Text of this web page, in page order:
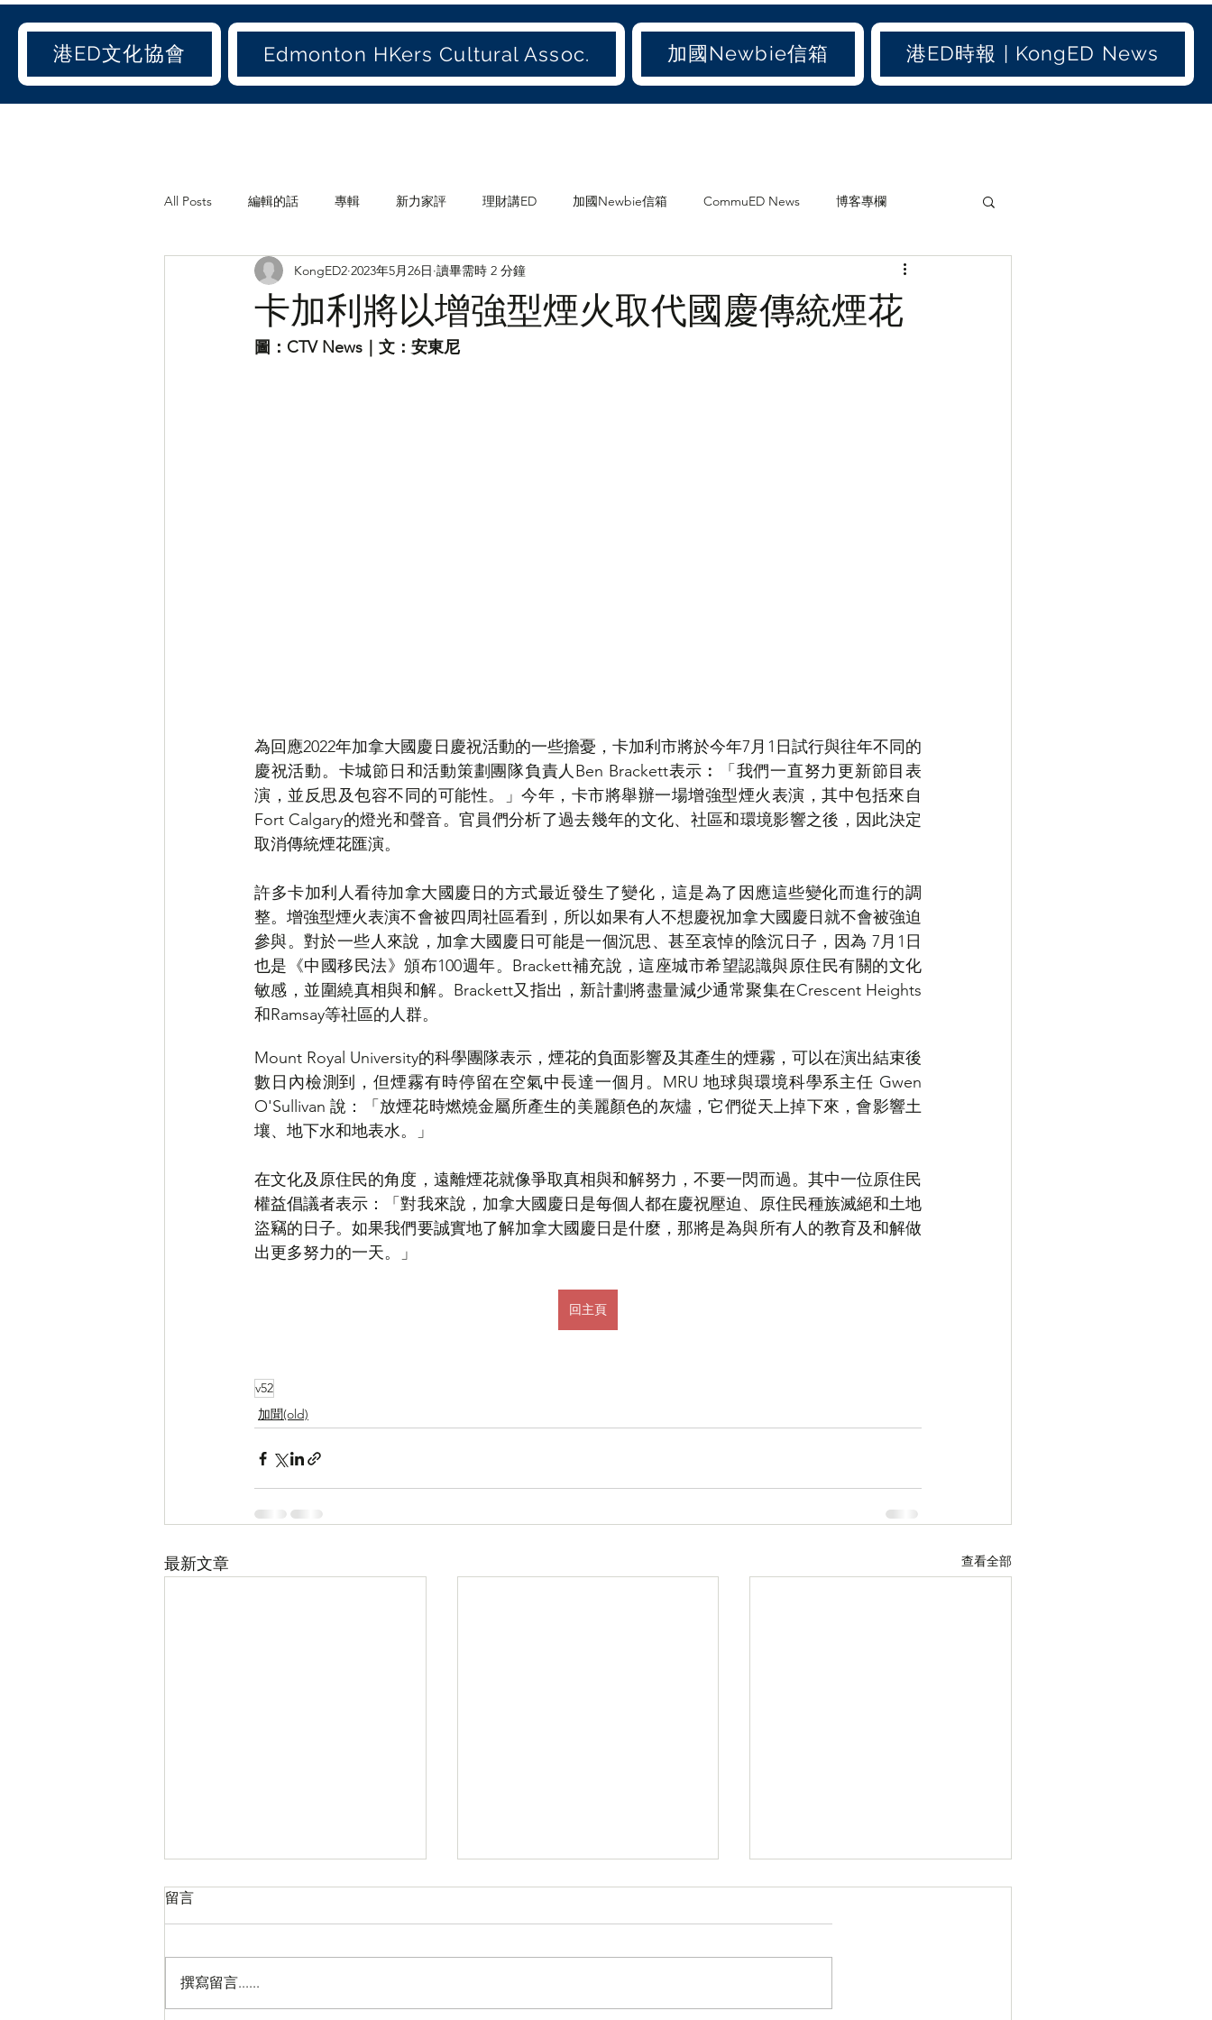
港ED文化協會 Edmonton HKers Cultural Assoc. 加國Newbie信箱 港ED時報 | KongED News
All Posts 編輯的話 專輯 新力家評 理財講ED 加國Newbie信箱 CommuED News 博客專欄
《港ED文化協會》會訊 休閒 愛吃才會肥 港聞(old)
娛聞(old) 港人加地
卡加利將以增強型煙火取代國慶傳統煙花
KongED2 2023年5月26日 讀畢需時 2 分鐘
圖：CTV News｜文：安東尼
為回應2022年加拿大國慶日慶祝活動的一些擔憂，卡加利市將於今年7月1日試行與往年不同的
慶祝活動。卡城節日和活動策劃團隊負責人Ben Brackett表示︰「我們一直努力更新節目表
演，並反思及包容不同的可能性。」今年，卡市將舉辦一場增強型煙火表演，其中包括來自
Fort Calgary的燈光和聲音。官員們分析了過去幾年的文化、社區和環境影響之後，因此決定
取消傳統煙花匯演。
許多卡加利人看待加拿大國慶日的方式最近發生了變化，這是為了因應這些變化而進行的調
整。增強型煙火表演不會被四周社區看到，所以如果有人不想慶祝加拿大國慶日就不會被強迫
參與。對於一些人來說，加拿大國慶日可能是一個沉思、甚至哀悼的陰沉日子，因為 7月1日
也是《中國移民法》頒布100週年。Brackett補充說，這座城市希望認識與原住民有關的文化
敏感，並圍繞真相與和解。Brackett又指出，新計劃將盡量減少通常聚集在Crescent Heights
和Ramsay等社區的人群。
Mount Royal University的科學團隊表示，煙花的負面影響及其產生的煙霧，可以在演出結束後
數日內檢測到，但煙霧有時停留在空氣中長達一個月。MRU 地球與環境科學系主任 Gwen
O'Sullivan 說：「放煙花時燃燒金屬所產生的美麗顏色的灰燼，它們從天上掉下來，會影響土
壤、地下水和地表水。」
在文化及原住民的角度，遠離煙花就像爭取真相與和解努力，不要一閃而過。其中一位原住民
權益倡議者表示：「對我來說，加拿大國慶日是每個人都在慶祝壓迫、原住民種族滅絕和土地
盜竊的日子。如果我們要誠實地了解加拿大國慶日是什麼，那將是為與所有人的教育及和解做
出更多努力的一天。」
回主頁
v52
加聞(old)
最新文章 查看全部
留言
撰寫留言......